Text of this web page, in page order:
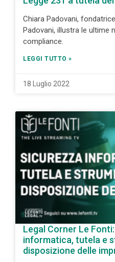
Chiara Padovani,
Padovani, illustra le ultime
compliance.
LEGGI TUTTO »
18 Luglio 2022
Legal Corner Le
informatica, tutela e
disposizione delle